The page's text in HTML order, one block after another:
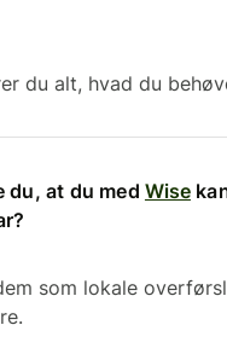
du alt, hvad du
du, at du med Wise
som lokale